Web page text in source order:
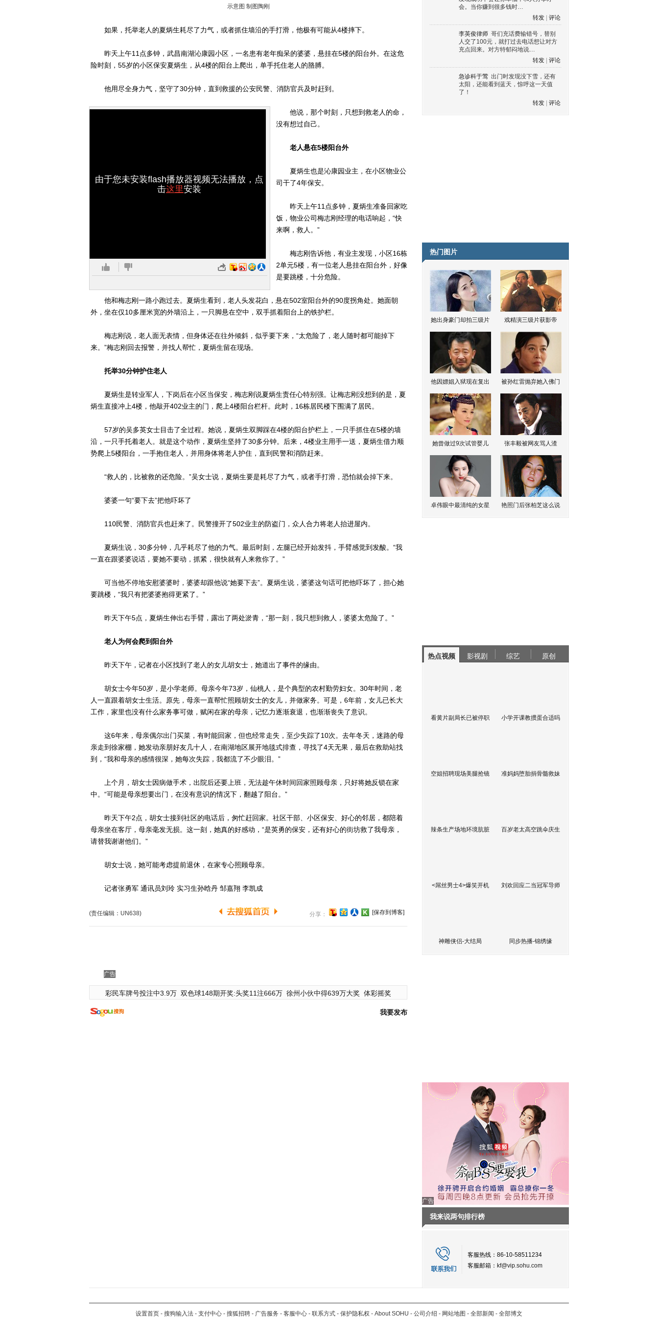
示意图 制图陶刚
如果，托举老人的夏炳生耗尽了力气，或者抓住墙沿的手打滑，他极有可能从4楼摔下。
昨天上午11点多钟，武昌南湖沁康园小区，一名患有老年痴呆的婆婆，悬挂在5楼的阳台外。在这危
险时刻，55岁的小区保安夏炳生，从4楼的阳台上爬出，单手托住老人的胳膊。
他用尽全身力气，坚守了30分钟，直到救援的公安民警、消防官兵及时赶到。
由于您未安装flash播放器视频无法播放，点
击这里安装
他说，那个时刻，只想到救老人的命，
没有想过自己。
老人悬在5楼阳台外
夏炳生也是沁康园业主，在小区物业公
司干了4年保安。
昨天上午11点多钟，夏炳生准备回家吃
饭，物业公司梅志刚经理的电话响起，“快
来啊，救人。”
梅志刚告诉他，有业主发现，小区16栋
2单元5楼，有一位老人悬挂在阳台外，好像
是要跳楼，十分危险。
他和梅志刚一路小跑过去。夏炳生看到，老人头发花白，悬在502室阳台外的90度拐角处。她面朝
外，坐在仅10多厘米宽的外墙沿上，一只脚悬在空中，双手抓着阳台上的铁护栏。
梅志刚说，老人面无表情，但身体还在往外倾斜，似乎要下来，“太危险了，老人随时都可能掉下
来。”梅志刚回去报警，并找人帮忙，夏炳生留在现场。
托举30分钟护住老人
夏炳生是转业军人，下岗后在小区当保安，梅志刚说夏炳生责任心特别强。让梅志刚没想到的是，夏
炳生直接冲上4楼，他敲开402业主的门，爬上4楼阳台栏杆。此时，16栋居民楼下围满了居民。
57岁的吴多英女士目击了全过程。她说，夏炳生双脚踩在4楼的阳台护栏上，一只手抓住在5楼的墙
沿，一只手托着老人。就是这个动作，夏炳生坚持了30多分钟。后来，4楼业主用手一送，夏炳生借力顺
势爬上5楼阳台，一手抱住老人，并用身体将老人护住，直到民警和消防赶来。
“救人的，比被救的还危险。”吴女士说，夏炳生要是耗尽了力气，或者手打滑，恐怕就会掉下来。
婆婆一句“要下去”把他吓坏了
110民警、消防官兵也赶来了。民警撞开了502业主的防盗门，众人合力将老人抬进屋内。
夏炳生说，30多分钟，几乎耗尽了他的力气。最后时刻，左腿已经开始发抖，手臂感觉到发酸。“我
一直在跟婆婆说话，要她不要动，抓紧，很快就有人来救你了。”
可当他不停地安慰婆婆时，婆婆却跟他说“她要下去”。夏炳生说，婆婆这句话可把他吓坏了，担心她
要跳楼，“我只有把婆婆抱得更紧了。”
昨天下午5点，夏炳生伸出右手臂，露出了两处淤青，“那一刻，我只想到救人，婆婆太危险了。”
老人为何会爬到阳台外
昨天下午，记者在小区找到了老人的女儿胡女士，她道出了事件的缘由。
胡女士今年50岁，是小学老师。母亲今年73岁，仙桃人，是个典型的农村勤劳妇女。30年时间，老
人一直跟着胡女士生活。原先，母亲一直帮忙照顾胡女士的女儿，并做家务。可是，6年前，女儿已长大
工作，家里也没有什么家务事可做，赋闲在家的母亲，记忆力逐渐衰退，也渐渐丧失了意识。
这6年来，母亲偶尔出门买菜，有时能回家，但也经常走失，至少失踪了10次。去年冬天，迷路的母
亲走到徐家棚，她发动亲朋好友几十人，在南湖地区展开地毯式排查，寻找了4天无果，最后在救助站找
到，“我和母亲的感情很深，她每次失踪，我都流了不少眼泪。”
上个月，胡女士因病做手术，出院后还要上班，无法趁午休时间回家照顾母亲，只好将她反锁在家
中。“可能是母亲想要出门，在没有意识的情况下，翻越了阳台。”
昨天下午2点，胡女士接到社区的电话后，匆忙赶回家。社区干部、小区保安、好心的邻居，都陪着
母亲坐在客厅，母亲毫发无损。这一刻，她真的好感动，“是英勇的保安，还有好心的街坊救了我母亲，
请替我谢谢他们。”
胡女士说，她可能考虑提前退休，在家专心照顾母亲。
记者张勇军 通讯员刘玲 实习生孙晗丹 邹嘉翔 李凯成
(责任编辑：UN638) 分享： [保存到博客]
广告
彩民车牌号投注中3.9万 双色球148期开奖:头奖11注666万 徐州小伙中得639万大奖 体彩摇奖
我要发布
会。当你赚到很多钱时…
转发
评论
李英俊律师 哥们充话费输错号，替别
人交了100元，就打过去电话想让对方
充点回来。对方特郁闷地说…
转发
评论
急诊科于莺 出门时发现没下雪，还有
太阳，还能看到蓝天，惊呼这一天值
了！
转发
评论
热门图片
她出身豪门却拍三级片 戏精演三级片获影帝
他因嫖娼入狱现在复出 被孙红雷抛弃她入佛门
她曾做过9次试管婴儿 张丰毅被网友骂人渣
卓伟眼中最清纯的女星 艳照门后张柏芝这么说
热点视频 影视剧 综艺 原创
看黄片副局长已被停职 小学开课教掼蛋合适吗
空姐招聘现场美腿抢镜 准妈妈堕胎捐骨髓救妹
辣条生产场地环境肮脏 百岁老太高空跳伞庆生
<屌丝男士4>爆笑开机 刘欢回应二当冠军导师
神雕侠侣-大结局 同步热播-锦绣缘
广告
我来说两句排行榜
客服热线：86-10-58511234
客服邮箱： kf@vip.sohu.com
设置首页 - 搜狗输入法 - 支付中心 - 搜狐招聘 - 广告服务 - 客服中心 - 联系方式 - 保护隐私权 - About SOHU - 公司介绍 - 网站地图 - 全部新闻 - 全部博文